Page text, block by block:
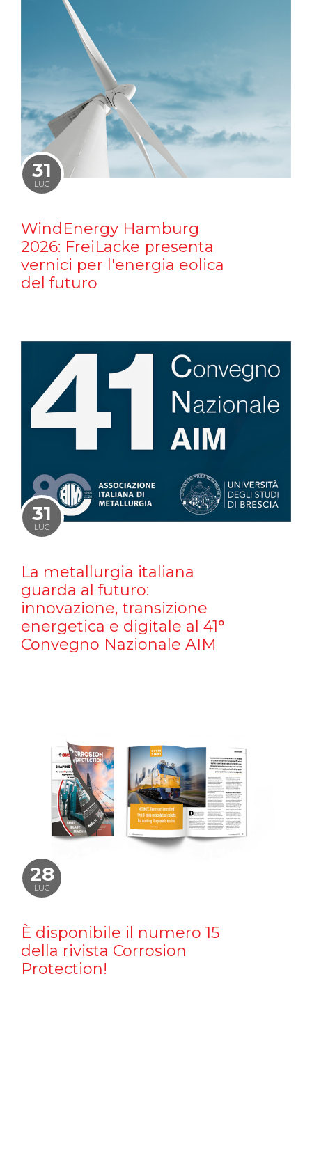
31
LUG
WindEnergy Hamburg
2026: FreiLacke presenta
vernici per l'energia eolica
del futuro
31
LUG
La metallurgia italiana
guarda al futuro:
innovazione, transizione
energetica e digitale al 41°
Convegno Nazionale AIM
28
LUG
È disponibile il numero 15
della rivista Corrosion
Protection!